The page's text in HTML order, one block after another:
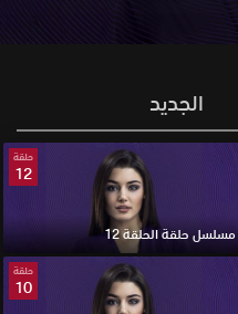
الجديد
حلقة
12
مسلسل حلقة الحلقة 12
حلقة
10